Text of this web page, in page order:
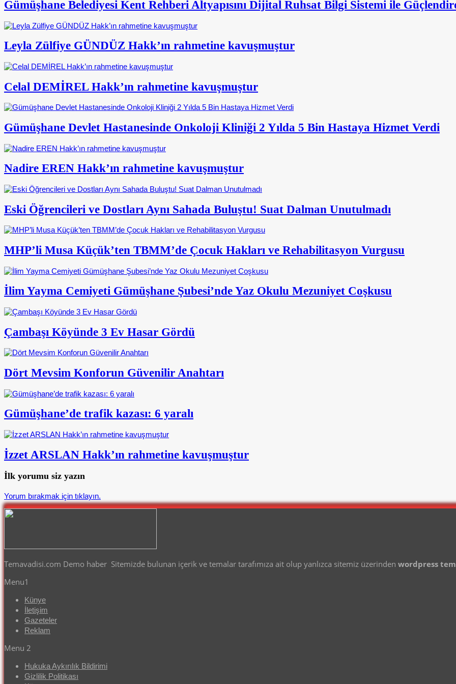
Gümüşhane Belediyesi Kent Rehberi Altyapısını Dijital Ruhsat Bilgi Sistemi ile
Leyla Zülfiye GÜNDÜZ Hakk’ın rahmetine kavuşmuştur
Celal DEMİREL Hakk’ın rahmetine kavuşmuştur
Gümüşhane Devlet Hastanesinde Onkoloji Kliniği 2 Yılda 5 Bin Hastaya Hizmet Verdi
Nadire EREN Hakk’ın rahmetine kavuşmuştur
Eski Öğrencileri ve Dostları Aynı Sahada Buluştu! Suat Dalman Unutulmadı
MHP’li Musa Küçük’ten TBMM’de Çocuk Hakları ve Rehabilitasyon Vurgusu
İlim Yayma Cemiyeti Gümüşhane Şubesi’nde Yaz Okulu Mezuniyet Coşkusu
Çambaşı Köyünde 3 Ev Hasar Gördü
Dört Mevsim Konforun Güvenilir Anahtarı
Gümüşhane’de trafik kazası: 6 yaralı
İzzet ARSLAN Hakk’ın rahmetine kavuşmuştur
İlk yorumu siz yazın
Yorum bırakmak için tıklayın.
Temavadisi.com Demo haber Sitemizde bulunan içerik ve temalar tarafımıza ait olup yanlızca sitemiz üzerinden wordpress
Menu1
Künye
İletişim
Gazeteler
Reklam
Menu 2
Hukuka Aykırılık Bildirimi
Gizlilik Politikası